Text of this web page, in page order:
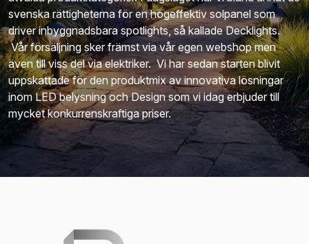
svenska rättigheterna för en högeffektiv solpanel som
driver inbyggnadsbara spotlights, så kallade Decklights.
Vår försäljning sker främst via vår egen webshop men
även till viss del via elektriker. Vi har sedan starten blivit
uppskattade för den produktmix av innovativa lösningar
inom LED belysning och Design som vi idag erbjuder till
mycket konkurrenskraftiga priser.